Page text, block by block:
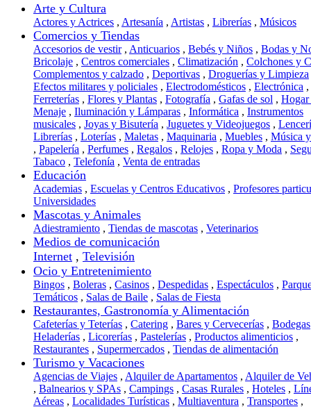
Arte y Cultura
Actores y Actrices , Artesanía , Artistas , Librerías , Músicos
Comercios y Tiendas
Accesorios de vestir, Anticuarios , Bebés y Niños , Bodas y
Bricolaje , Centros comerciales , Climatización , Colchones y
Complementos y calzado , Deportivas , Droguerías y Limpieza
Efectos militares y policiales , Electrodomésticos , Electrónica ,
Ferreterías , Flores y Plantas , Fotografía , Gafas de sol ,
Menaje , Iluminación y Lámparas , Informática , Instrumentos
musicales , Joyas y Bisutería , Juguetes y Videojuegos ,
Librerías , Loterías , Maletas , Maquinaria , Muebles , Música
, Papelería , Perfumes , Regalos , Relojes , Ropa y Moda ,
Tabaco , Telefonía , Venta de entradas
Educación
Academias , Escuelas y Centros Educativos , Profesores
Universidades
Mascotas y Animales
Adiestramiento , Tiendas de mascotas , Veterinarios
Medios de comunicación
Internet , Televisión
Ocio y Entretenimiento
Bingos , Boleras , Casinos , Despedidas , Espectáculos ,
Temáticos , Salas de Baile , Salas de Fiesta
Restaurantes, Gastronomía y Alimentación
Cafeterías y Teterías , Catering , Bares y Cervecerías , Bodegas
Heladerías , Licorerías , Pastelerías , Productos alimenticios ,
Restaurantes , Supermercados , Tiendas de alimentación
Turismo y Vacaciones
Agencias de Viajes , Alquiler de Apartamentos , Alquiler de
, Balnearios y SPAs , Campings , Casas Rurales , Hoteles ,
Aéreas , Localidades Turísticas , Multiaventura , Transportes ,